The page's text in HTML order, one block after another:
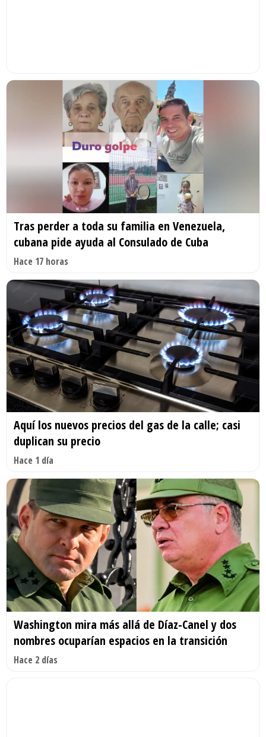
Tras perder a toda su familia en Venezuela,
cubana pide ayuda al Consulado de Cuba
Hace 17 horas
Aquí los nuevos precios del gas de la calle; casi
duplican su precio
Hace 1 día
Washington mira más allá de Díaz-Canel y dos
nombres ocuparían espacios en la transición
Hace 2 días